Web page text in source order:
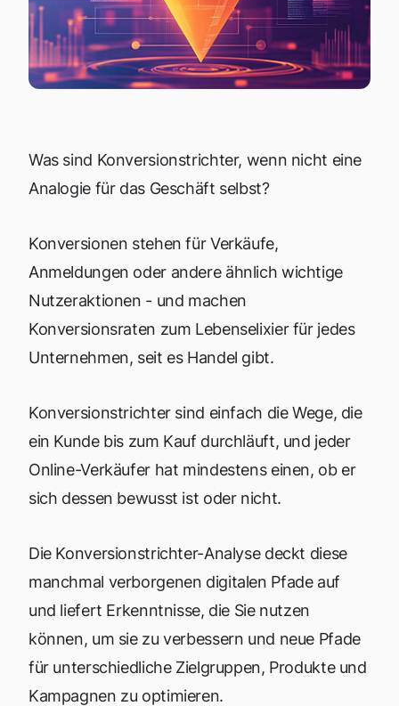
Was sind Konversionstrichter, wenn nicht eine
Analogie für das Geschäft selbst?
Konversionen stehen für Verkäufe,
Anmeldungen oder andere ähnlich wichtige
Nutzeraktionen - und machen
Konversionsraten zum Lebenselixier für jedes
Unternehmen, seit es Handel gibt.
Konversionstrichter sind einfach die Wege, die
ein Kunde bis zum Kauf durchläuft, und jeder
Online-Verkäufer hat mindestens einen, ob er
sich dessen bewusst ist oder nicht.
Die Konversionstrichter-Analyse deckt diese
manchmal verborgenen digitalen Pfade auf
und liefert Erkenntnisse, die Sie nutzen
können, um sie zu verbessern und neue Pfade
für unterschiedliche Zielgruppen, Produkte und
Kampagnen zu optimieren.